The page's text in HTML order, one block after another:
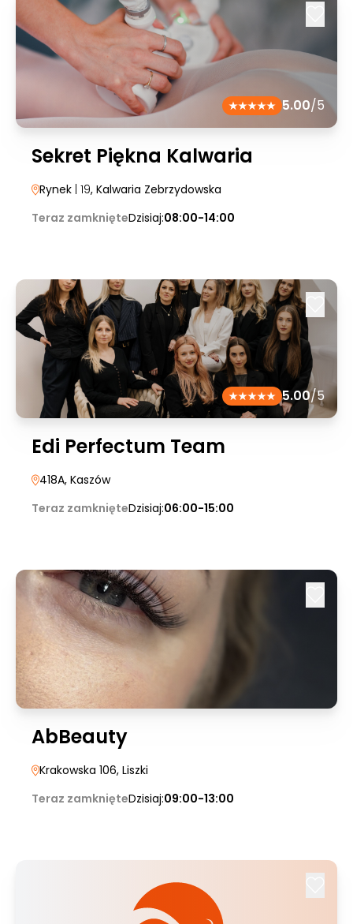
5.00/5
Sekret Piękna Kalwaria
Rynek | 19, Kalwaria Zebrzydowska
Teraz zamknięteDzisiaj:08:00-14:00
5.00/5
Edi Perfectum Team
418A, Kaszów
Teraz zamknięteDzisiaj:06:00-15:00
AbBeauty
Krakowska 106, Liszki
Teraz zamknięteDzisiaj:09:00-13:00